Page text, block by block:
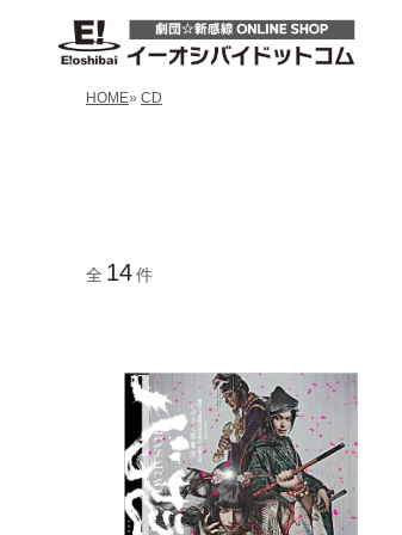
HOME» CD
全 14件